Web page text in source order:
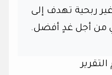
ربحية تهدف إلى
من أجل غدٍ أفضل.